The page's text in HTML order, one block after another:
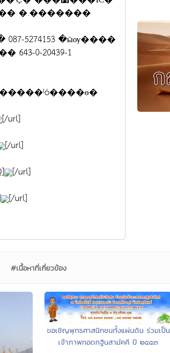
�.�������
5274153 �ӹѹ����
[/url]
[/url]
[/url]
[/url]
#เนื้อหาที่เกี่ยวข้อง
ขอเชิญพุทธศาสนิกชนทั้งแผ่นดิน ร่วมเป็น
เจ้าภาพทอดกฐินสามัคคี ปี ๒๕๕๓